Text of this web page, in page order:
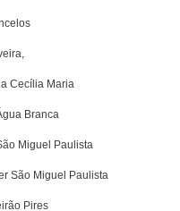
Cecília Maria
Branca
Miguel Paulista
São Miguel Paulista
Pires